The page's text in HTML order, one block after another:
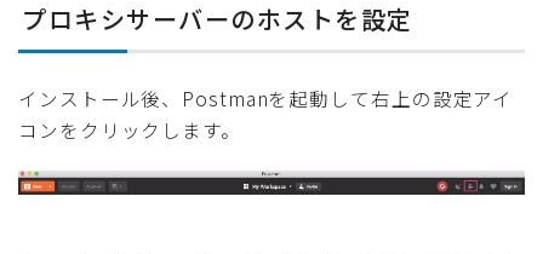
プロキシサーバーのホストを設定
インストール後、Postmanを起動して右上の設定アイ
コンをクリックします。